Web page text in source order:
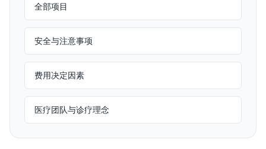
全部项目
安全与注意事项
费用决定因素
医疗团队与诊疗理念